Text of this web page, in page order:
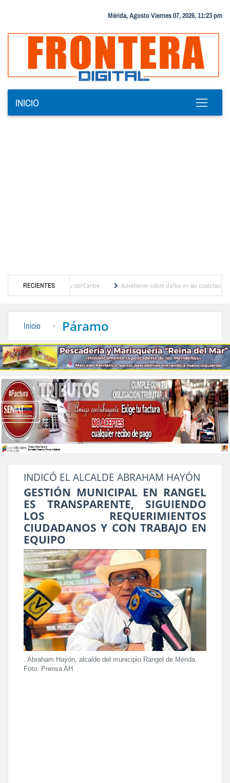
Mérida, Agosto Viernes 07, 2026, 11:23 pm
INICIO
RECIENTESy del Caribe
Advirtieron sobre daños en las cosechas de los
Inicio Páramo
INDICÓ EL ALCALDE ABRAHAM HAYÓN
GESTIÓN MUNICIPAL EN RANGEL
ES TRANSPARENTE, SIGUIENDO
LOS REQUERIMIENTOS
CIUDADANOS Y CON TRABAJO EN
EQUIPO
. Abraham Hayón, alcalde del municipio Rangel de Mérida.
Foto: Prensa AH